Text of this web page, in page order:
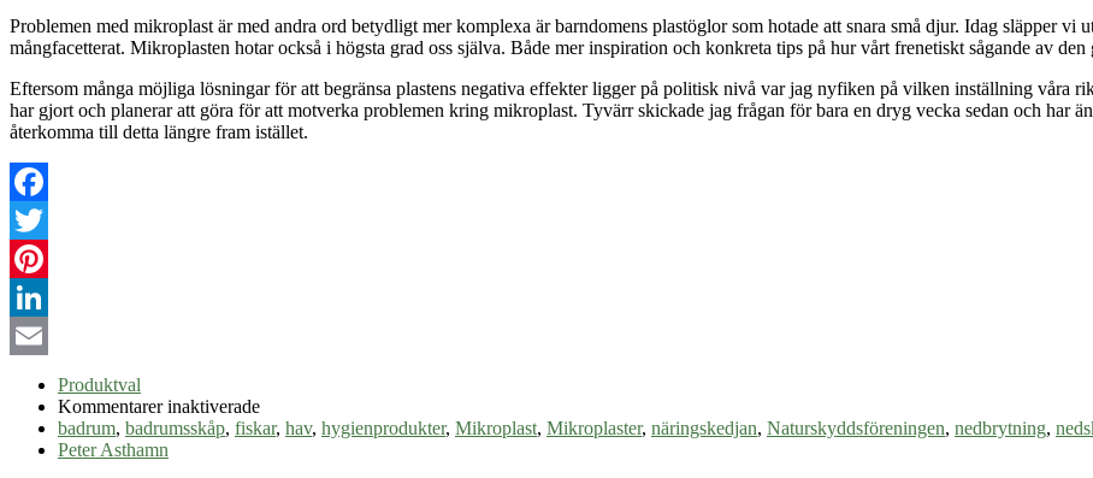
Problemen med mikroplast är med andra ord betydligt mer komplexa är barndomens plastöglor som hotade att snara små djur. Idag släpper vi
mångfacetterat. Mikroplasten hotar också i högsta grad oss själva. Både mer inspiration och konkreta tips på hur vårt frenetiskt sågande av
Eftersom många möjliga lösningar för att begränsa plastens negativa effekter ligger på politisk nivå var jag nyfiken på vilken inställning våra
har gjort och planerar att göra för att motverka problemen kring mikroplast. Tyvärr skickade jag frågan för bara en dryg vecka sedan och har
återkomma till detta längre fram istället.
Facebook
Twitter
Pinterest
LinkedIn
Produktval
Kommentarer inaktiveradeför
Mikroplaster
badrum, badrumsskåp, fiskar, hav, hygienprodukter, Mikroplast, Mikroplaster, näringskedjan, Naturskyddsföreningen, nedbrytning,
Peter Asthamn